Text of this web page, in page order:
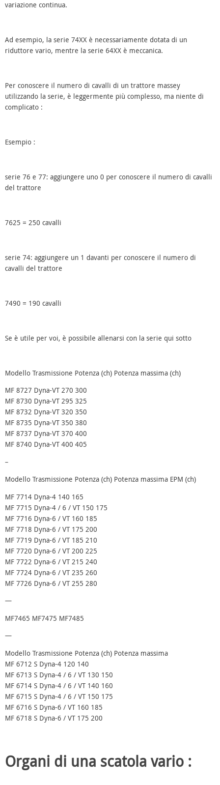
variazione continua.
Ad esempio, la serie 74XX è necessariamente dotata di un
riduttore vario, mentre la serie 64XX è meccanica.
Per conoscere il numero di cavalli di un trattore massey
utilizzando la serie, è leggermente più complesso, ma niente di
complicato :
Esempio :
serie 76 e 77: aggiungere uno 0 per conoscere il numero di cavalli
del trattore
7625 = 250 cavalli
serie 74: aggiungere un 1 davanti per conoscere il numero di
cavalli del trattore
7490 = 190 cavalli
Se è utile per voi, è possibile allenarsi con la serie qui sotto
Modello Trasmissione Potenza (ch) Potenza massima (ch)
MF 8727 Dyna-VT 270 300
MF 8730 Dyna-VT 295 325
MF 8732 Dyna-VT 320 350
MF 8735 Dyna-VT 350 380
MF 8737 Dyna-VT 370 400
MF 8740 Dyna-VT 400 405
–
Modello Trasmissione Potenza (ch) Potenza massima EPM (ch)
MF 7714 Dyna-4 140 165
MF 7715 Dyna-4 / 6 / VT 150 175
MF 7716 Dyna-6 / VT 160 185
MF 7718 Dyna-6 / VT 175 200
MF 7719 Dyna-6 / VT 185 210
MF 7720 Dyna-6 / VT 200 225
MF 7722 Dyna-6 / VT 215 240
MF 7724 Dyna-6 / VT 235 260
MF 7726 Dyna-6 / VT 255 280
—
MF7465 MF7475 MF7485
—
Modello Trasmissione Potenza (ch) Potenza massima
MF 6712 S Dyna-4 120 140
MF 6713 S Dyna-4 / 6 / VT 130 150
MF 6714 S Dyna-4 / 6 / VT 140 160
MF 6715 S Dyna-4 / 6 / VT 150 175
MF 6716 S Dyna-6 / VT 160 185
MF 6718 S Dyna-6 / VT 175 200
Organi di una scatola vario :